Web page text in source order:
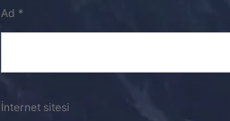
Ad *
İnternet sitesi